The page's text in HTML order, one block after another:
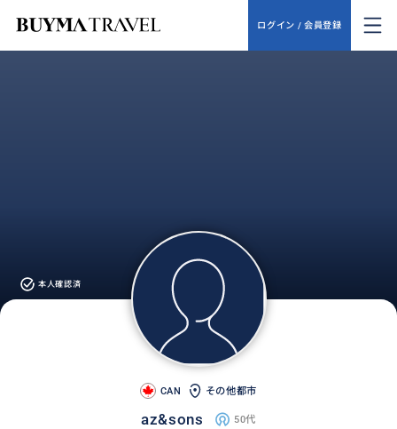
ログイン / 会員登録
本人確認済
CAN その他都市
az&sons 50代